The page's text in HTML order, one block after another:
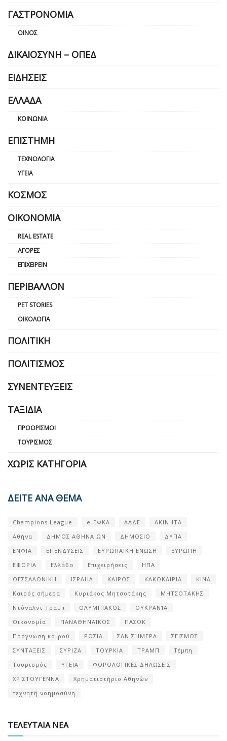
ΓΑΣΤΡΟΝΟΜΊΑ
ΟΊΝΟΣ
ΔΙΚΑΙΟΣΎΝΗ – ΟΠΕΔ
ΕΙΔΉΣΕΙΣ
ΕΛΛΆΔΑ
ΚΟΙΝΩΝΊΑ
ΕΠΙΣΤΉΜΗ
ΤΕΧΝΟΛΟΓΊΑ
ΥΓΕΊΑ
ΚΌΣΜΟΣ
ΟΙΚΟΝΟΜΊΑ
REAL ESTATE
ΑΓΟΡΈΣ
ΕΠΙΧΕΙΡΕΊΝ
ΠΕΡΙΒΆΛΛΟΝ
PET STORIES
ΟΙΚΟΛΟΓΊΑ
ΠΟΛΙΤΙΚΉ
ΠΟΛΙΤΙΣΜΌΣ
ΣΥΝΕΝΤΕΎΞΕΙΣ
ΤΑΞΊΔΙΑ
ΠΡΟΟΡΙΣΜΟΊ
ΤΟΥΡΙΣΜΌΣ
ΧΩΡΊΣ ΚΑΤΗΓΟΡΊΑ
ΔΕΙΤΕ ΑΝΑ ΘΕΜΑ
Champions League e-ΕΦΚΑ ΑΑΔΕ
ΑΚΙΝΗΤΑ
Αθήνα
ΔΗΜΟΣ ΑΘΗΝΑΙΩΝ ΔΗΜΟΣΙΟ
ΔΥΠΑ
ΕΝΦΙΑ
ΕΠΕΝΔΥΣΕΙΣ ΕΥΡΩΠΑΪΚΗ ΕΝΩΣΗ
ΕΥΡΩΠΗ
ΕΦΟΡΙΑ
Ελλάδα Επιχειρήσεις
ΗΠΑ
ΘΕΣΣΑΛΟΝΙΚΗ
ΙΣΡΑΗΛ ΚΑΙΡΟΣ ΚΑΚΟΚΑΙΡΙΑ
ΚΙΝΑ
Καιρός σήμερα
Κυριάκος Μητσοτάκης
ΜΗΤΣΟΤΑΚΗΣ
Ντόναλντ Τραμπ
ΟΛΥΜΠΙΑΚΟΣ
ΟΥΚΡΑΝΊΑ
Οικονομία
ΠΑΝΑΘΗΝΑΙΚΟΣ
ΠΑΣΟΚ
Πρόγνωση καιρού
ΡΩΣΙΑ ΣΑΝ ΣΉΜΕΡΑ
ΣΕΙΣΜΟΣ
ΣΥΝΤΑΞΕΙΣ
ΣΥΡΙΖΑ ΤΟΥΡΚΙΑ ΤΡΑΜΠ
Τέμπη
Τουρισμός
ΥΓΕΙΑ
ΦΟΡΟΛΟΓΙΚΕΣ ΔΗΛΩΣΕΙΣ
ΧΡΙΣΤΟΥΓΕΝΝΑ
Χρηματιστήριο Αθηνών
τεχνητή νοημοσύνη
ΤΕΛΕΥΤΑΙΑ ΝΕΑ